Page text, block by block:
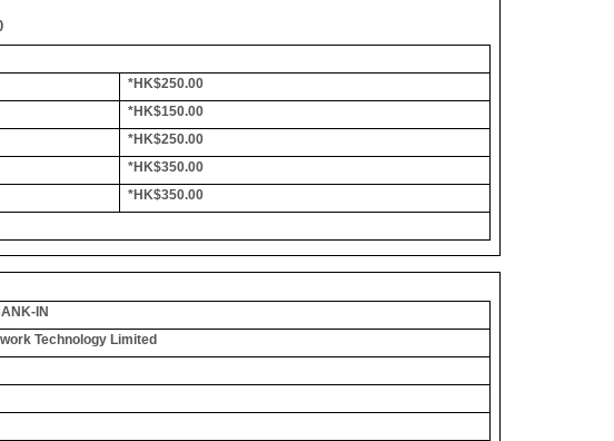
*HK$250.00
*HK$150.00
*HK$250.00
*HK$350.00
*HK$350.00
IN
Technology Limited